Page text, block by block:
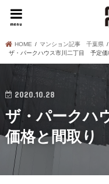
menu
HOME
マンション記事 千葉県
ザ・パークハウス市川二丁目 予定
2020.10.28
ザ・パークハ
価格と間取り